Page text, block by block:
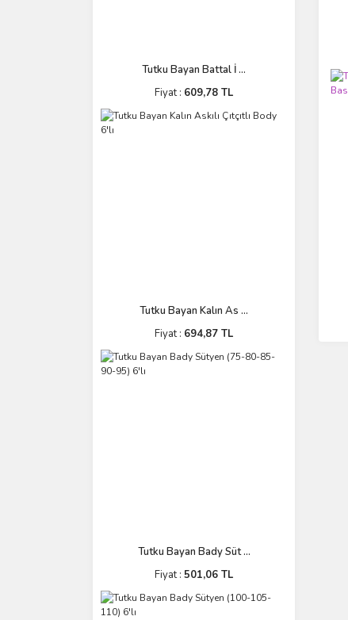
Tutku Bayan Battal İ ...
Fiyat : 609,78 TL
Tutku Bayan Kalın As ...
Fiyat : 694,87 TL
Tutku Bayan Bady Süt ...
Fiyat : 501,06 TL